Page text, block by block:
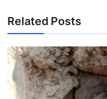
Related Posts